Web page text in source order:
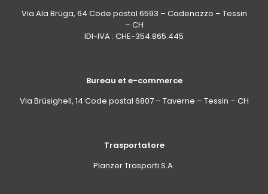
Via Ala Brüga, 64 Code postal 6593 – Cadenazzo – Tessin
– CH
IDI-IVA : CHE-354.865.445
Bureau et e-commerce
Via Brüsighell, 14 Code postal 6807 – Taverne – Tessin – CH
Trasportatore
Planzer Trasporti S.A.